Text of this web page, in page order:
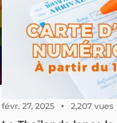
génération. Voyager en
bien plus qu’un décor de
dans un monde de
quelques aspects
thaïlandaise…
févr. 27, 2025 2,207 vues